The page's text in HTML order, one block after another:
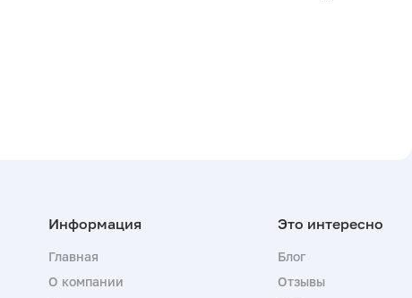
Главная
О компании
Блог
Отзывы